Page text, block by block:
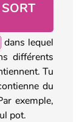
dans lequel
différents
Tu
du
exemple,
pot.